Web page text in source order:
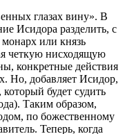
глазах вину». В
Исидора разделить, с
или князь
четкую нисходящую
конкретные действия
Но, добавляет Исидор,
который будет судить
Таким образом,
по божественному
Теперь, когда